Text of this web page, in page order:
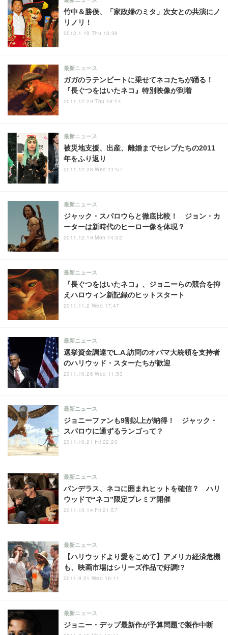
竹中＆勝俣、「家政婦のミタ」次女との共演にノ
リノリ！
2012.1.19 Thu 13:39
ガガのラテンビートに乗せてネコたちが踊る！
『長ぐつをはいたネコ』特別映像が到着
最新ニュース
2011.12.29 Thu 18:14
被災地支援、出産、離婚までセレブたちの2011
年をふり返り
最新ニュース
2011.12.28 Wed 11:57
ジャック・スパロウらと徹底比較！ ジョン・カ
ーターは新時代のヒーロー像を体現？
最新ニュース
2011.12.19 Mon 14:02
『長ぐつをはいたネコ』、ジョニーらの競合を抑
えハロウィン新記録のヒットスタート
最新ニュース
2011.11.2 Wed 17:47
選挙資金調達でL.A.訪問のオバマ大統領を支持者
のハリウッド・スターたちが歓迎
最新ニュース
2011.10.26 Wed 11:53
ジョニーファンも9割以上が納得！ ジャック・
スパロウに通ずるランゴって？
最新ニュース
2011.10.21 Fri 22:20
バンデラス、ネコに囲まれヒットを確信？ ハリ
ウッドで“ネコ”限定プレミア開催
最新ニュース
2011.10.14 Fri 21:57
【ハリウッドより愛をこめて】アメリカ経済危機
も、映画市場はシリーズ作品で好調!?
最新ニュース
2011.9.21 Wed 16:11
ジョニー・デップ最新作が予算問題で製作中断
最新ニュース